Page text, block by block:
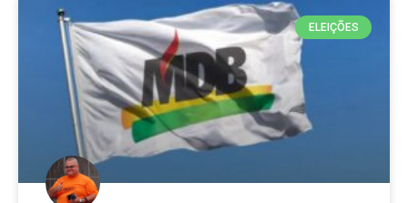
ELEIÇÕES